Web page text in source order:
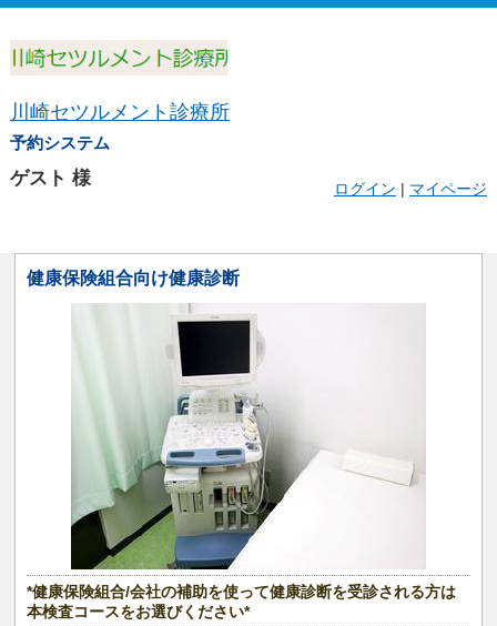
川崎セツルメント診療所
予約システム
ゲスト 様 ログイン | マイページ
健康保険組合向け健康診断
*健康保険組合/会社の補助を使って健康診断を受診される方は
本検査コースをお選びください*